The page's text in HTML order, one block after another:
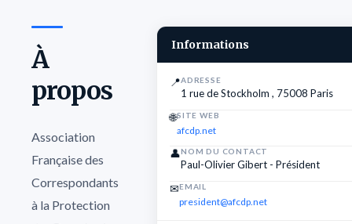
À
propos
Association
Française des
Correspondants
à la Protection
Informations
📍ADRESSE
1 rue de Stockholm , 75008 Paris
🌐SITE WEB
afcdp.net
👤NOM DU CONTACT
Paul-Olivier Gibert - Président
✉EMAIL
president@afcdp.net